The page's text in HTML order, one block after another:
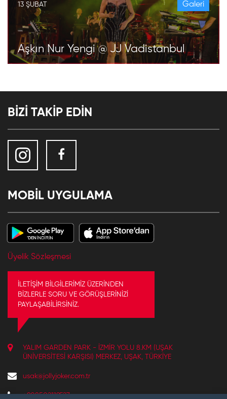
13 ŞUBAT Galeri
Aşkın Nur Yengi @ JJ Vadistanbul
BİZİ TAKİP EDİN
MOBİL UYGULAMA
Üyelik Sözleşmesi
İLETİŞİM BİLGİLERİMİZ ÜZERİNDEN
BİZLERLE SORU VE GÖRÜŞLERİNİZİ
PAYLAŞABİLİRSİNİZ.
YALIM GARDEN PARK - İZMIR YOLU 8.KM (UŞAK
ÜNIVERSITESI KARŞISI) MERKEZ, UŞAK, TÜRKIYE
usak@jollyjoker.com.tr
+908502119527